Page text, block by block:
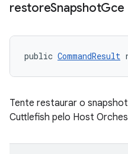
restoreSnapshotGce
public CommandResult
Tente restaurar o
Cuttlefish pelo Host